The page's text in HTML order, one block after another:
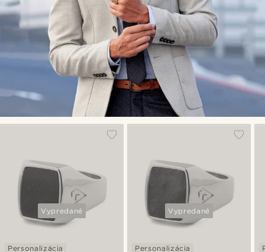
Vypredané
Personalizácia
Vypredané
Personalizácia